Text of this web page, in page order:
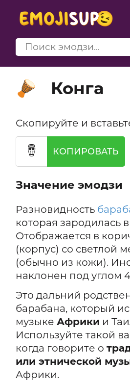
🪘 Конга
Скопируйте и
🪘 КОПИРОВАТЬ
Значение эмодзи
Разновидность
которая зародилась
Отображается в
(корпус) со светлой
(обычно из кожи).
наклонен под углом
Это дальний
барабана, который
музыке Африки и
Используйте такой
когда говорите о
или этнической
Африки.